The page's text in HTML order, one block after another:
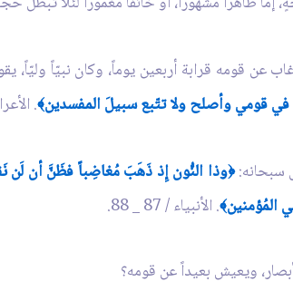
عن قومه قرابة أربعين يوماً، وكان نبيّاً وليّاً،
في قومي وأصلح ولا تتّبع سبيلَ المفسدين﴾.
سبحانه:﴿وذا النُّون إِذ ذَهَبَ مُغاضِباً فظَنَّ أن لَن
المُؤمنين﴾. الأنبياء / 87 _ 88.
ويعيش بعيداً عن قومه؟